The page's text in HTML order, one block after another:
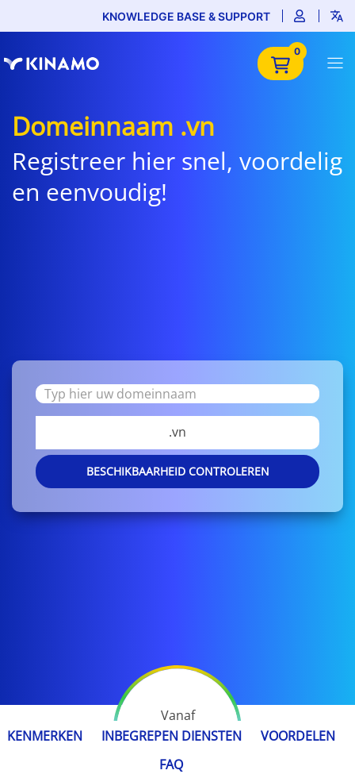
KNOWLEDGE BASE & SUPPORT
0
Domeinnaam .vn
Registreer hier snel, voordelig
en eenvoudig!
.vn
BESCHIKBAARHEID CONTROLEREN
Vanaf
€ 105,00 / jaar
KENMERKEN INBEGREPEN DIENSTEN
VOORDELEN
FAQ